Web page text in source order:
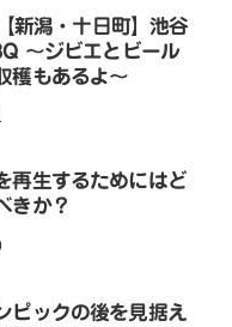
新潟・十日町】池谷
～ジビエとビール
穫もあるよ～
再生するためにはど
きか？
ピックの後を見据え